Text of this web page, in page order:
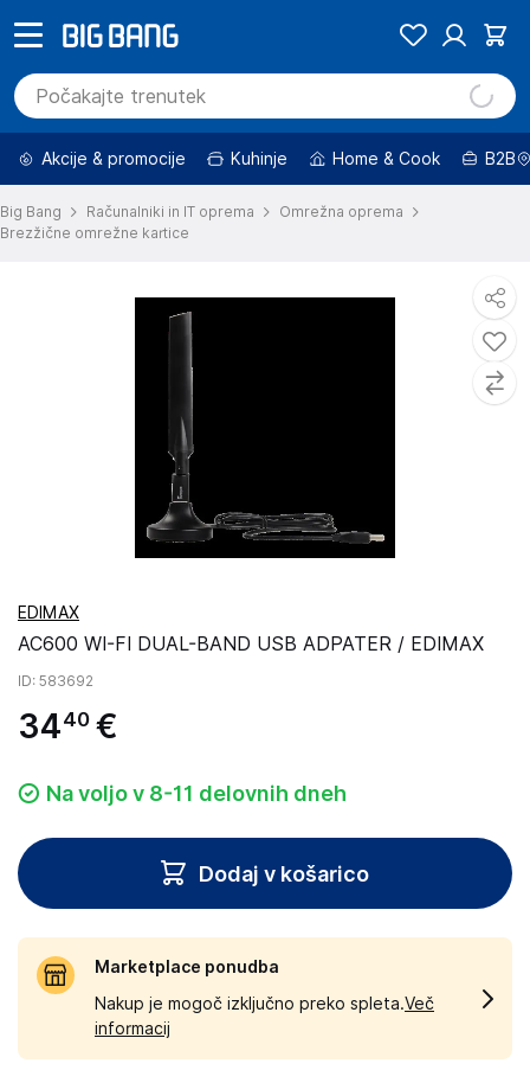
Akcije & promocije Kuhinje Home & Cook B2B
Big Bang Računalniki in IT oprema
Omrežna oprema
Brezžične omrežne kartice
EDIMAX
AC600 WI-FI DUAL-BAND USB ADPATER / EDIMAX
ID: 583692
3440 €
Na voljo v 8-11 delovnih dneh
Dodaj v košarico
Marketplace ponudba
Nakup je mogoč izključno preko spleta.Več
informacij